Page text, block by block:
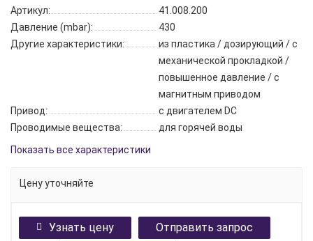
Артикул:
41.008.200
Давление (mbar):
430
Другие характеристики:
из пластика / дозирующий / с
механической прокладкой /
повышенное давление / с
магнитным приводом
Привод:
с двигателем DC
Проводимые вещества:
для горячей воды
Показать все характеристики
Цену уточняйте
Узнать цену
Отправить запрос